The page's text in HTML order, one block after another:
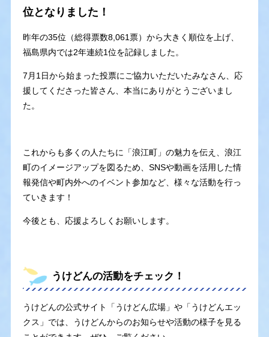
位となりました！
昨年の35位（総得票数8,061票）から大きく順位を上げ、
福島県内では2年連続1位を記録しました。
7月1日から始まった投票にご協力いただいたみなさん、応
援してくださった皆さん、本当にありがとうございまし
た。
これからも多くの人たちに「浪江町」の魅力を伝え、浪江
町のイメージアップを図るため、SNSや動画を活用した情
報発信や町内外へのイベント参加など、様々な活動を行っ
ていきます！
今後とも、応援よろしくお願いします。
うけどんの活動をチェック！
うけどんの公式サイト「うけどん広場」や「うけどんエッ
クス」では、うけどんからのお知らせや活動の様子を見る